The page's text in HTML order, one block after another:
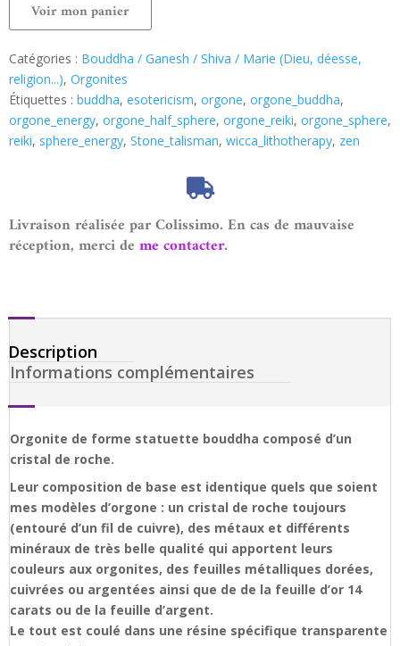
Voir mon panier
Catégories : Bouddha / Ganesh / Shiva / Marie (Dieu, déesse,
religion...), Orgonites
Étiquettes : buddha, esotericism, orgone, orgone_buddha,
orgone_energy, orgone_half_sphere, orgone_reiki, orgone_sphere,
reiki, sphere_energy, Stone_talisman, wicca_lithotherapy, zen
Livraison réalisée par Colissimo. En cas de mauvaise
réception, merci de me contacter.
Description
Informations complémentaires
Orgonite de forme statuette bouddha composé d’un
cristal de roche.
Leur composition de base est identique quels que soient
mes modèles d’orgone : un cristal de roche toujours
(entouré d’un fil de cuivre), des métaux et différents
minéraux de très belle qualité qui apportent leurs
couleurs aux orgonites, des feuilles métalliques dorées,
cuivrées ou argentées ainsi que de de la feuille d’or 14
carats ou de la feuille d’argent.
Le tout est coulé dans une résine spécifique transparente